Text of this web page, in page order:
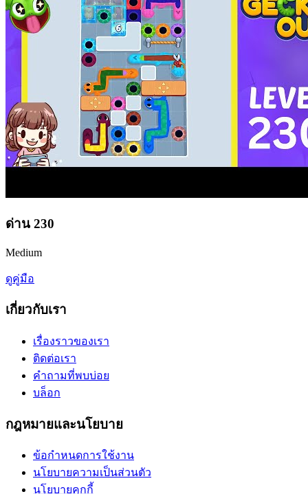
ด่าน 230
Medium
ดูคู่มือ
เกี่ยวกับเรา
เรื่องราวของเรา
ติดต่อเรา
คำถามที่พบบ่อย
บล็อก
กฎหมายและนโยบาย
ข้อกำหนดการใช้งาน
นโยบายความเป็นส่วนตัว
นโยบายคุกกี้